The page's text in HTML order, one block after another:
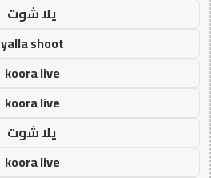
يلا شوت
yalla shoot
koora live
koora live
يلا شوت
koora live